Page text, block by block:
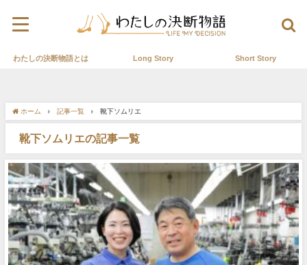
わたしの決断物語とは Long Story Short Story
ホーム 記事一覧 靴下ソムリエ
靴下ソムリエの記事一覧